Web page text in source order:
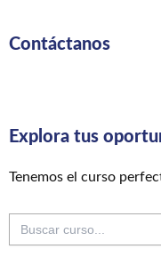
Contáctanos
Explora tus
Tenemos el curso
Buscar: